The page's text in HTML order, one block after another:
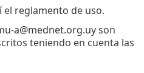
el reglamento de uso.
a@mednet.org.uyson
teniendo en cuenta las